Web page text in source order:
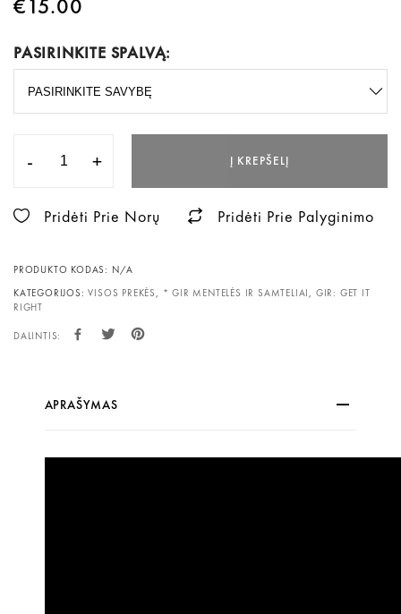
€15.00
PASIRINKITE SPALVĄ:
- + Į KREPŠELĮ
Pridėti Prie Norų Pridėti Prie Palyginimo
PRODUKTO KODAS: N/A
KATEGORIJOS:VISOS PREKĖS , * GIR MENTELĖS IR SAMTELIAI , GIR: GET IT
RIGHT
DALINTIS:
APRAŠYMAS